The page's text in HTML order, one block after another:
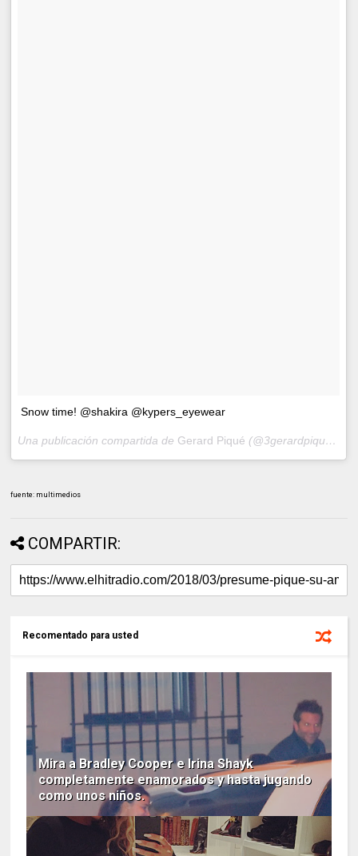
Snow time! @shakira @kypers_eyewear
Una publicación compartida de Gerard Piqué (@3gerardpique) el
fuente: multimedios
COMPARTIR:
Recomentado para usted
Mira a Bradley Cooper e Irina Shayk
completamente enamorados y hasta jugando
como unos niños.